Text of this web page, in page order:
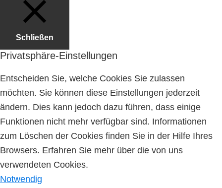
Schließen
Privatsphäre-Einstellungen
Entscheiden Sie, welche Cookies Sie zulassen
möchten. Sie können diese Einstellungen jederzeit
ändern. Dies kann jedoch dazu führen, dass einige
Funktionen nicht mehr verfügbar sind. Informationen
zum Löschen der Cookies finden Sie in der Hilfe Ihres
Browsers. Erfahren Sie mehr über die von uns
verwendeten Cookies.
Notwendig